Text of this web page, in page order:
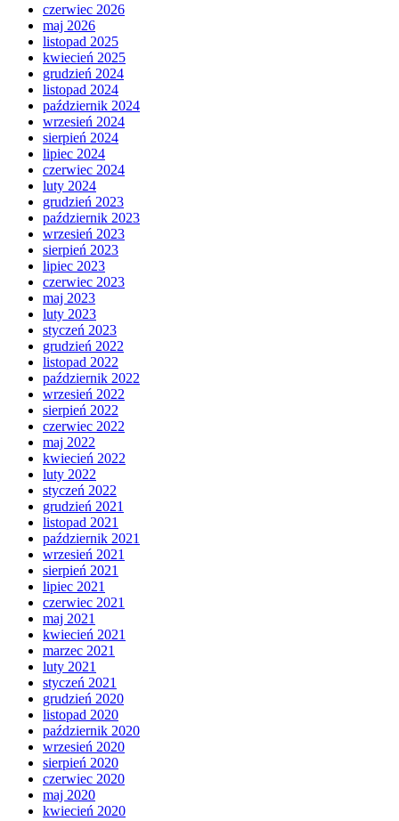
czerwiec 2026
maj 2026
listopad 2025
kwiecień 2025
grudzień 2024
listopad 2024
październik 2024
wrzesień 2024
sierpień 2024
lipiec 2024
czerwiec 2024
luty 2024
grudzień 2023
październik 2023
wrzesień 2023
sierpień 2023
lipiec 2023
czerwiec 2023
maj 2023
luty 2023
styczeń 2023
grudzień 2022
listopad 2022
październik 2022
wrzesień 2022
sierpień 2022
czerwiec 2022
maj 2022
kwiecień 2022
luty 2022
styczeń 2022
grudzień 2021
listopad 2021
październik 2021
wrzesień 2021
sierpień 2021
lipiec 2021
czerwiec 2021
maj 2021
kwiecień 2021
marzec 2021
luty 2021
styczeń 2021
grudzień 2020
listopad 2020
październik 2020
wrzesień 2020
sierpień 2020
czerwiec 2020
maj 2020
kwiecień 2020